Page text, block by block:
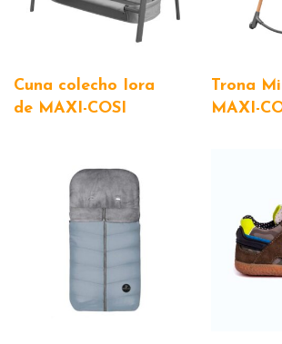
Cuna colecho Iora
de MAXI-COSI
Trona
MAXI-